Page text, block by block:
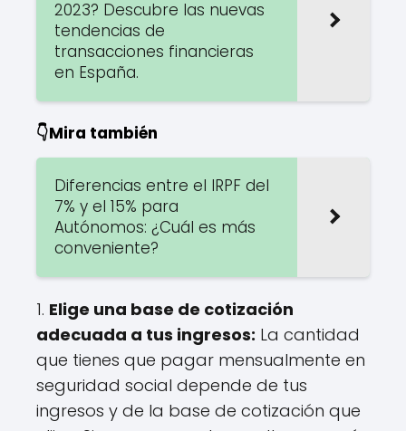
2023? Descubre las nuevas
tendencias de
transacciones financieras
en España.
👇Mira también
Diferencias entre el IRPF del
7% y el 15% para
Autónomos: ¿Cuál es más
conveniente?
1. Elige una base de cotización
adecuada a tus ingresos: La cantidad
que tienes que pagar mensualmente en
seguridad social depende de tus
ingresos y de la base de cotización que